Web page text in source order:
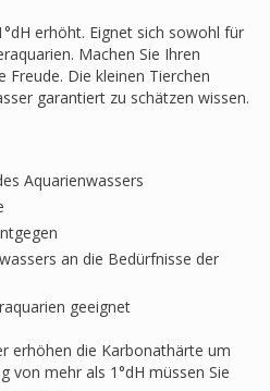
erhöht. Eignet sich sowohl für
Machen Sie Ihren
Freude. Die kleinen Tierchen
garantiert zu schätzen wissen.
Aquarienwassers
an die Bedürfnisse der
geeignet
erhöhen die Karbonathärte um
von mehr als 1°dH müssen Sie